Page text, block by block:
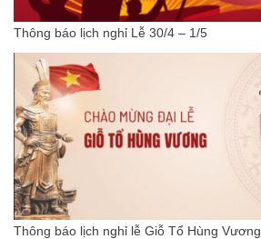
Thông báo lịch nghỉ Lễ 30/4 – 1/5
Thông báo lịch nghỉ lễ Giỗ Tổ Hùng Vương